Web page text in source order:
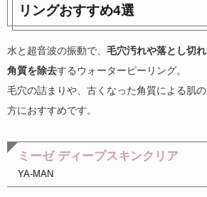
リングおすすめ4選
水と超音波の振動で、 毛穴汚れや落とし切
角質を除去するウォーターピーリング。
毛穴の詰まりや、古くなった角質による肌
方におすすめです。
ミーゼ ディープスキンクリア
YA-MAN